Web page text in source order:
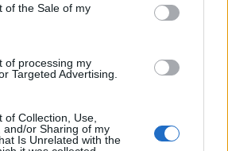
of the Sale of my
of processing my
Targeted Advertising.
of Collection, Use,
and/or Sharing of my
Is Unrelated with the
του Γιάννη Καλλιάνου με το